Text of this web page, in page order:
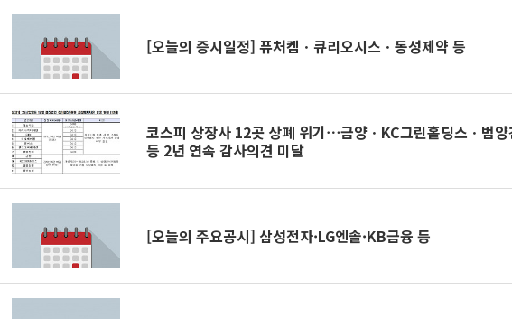
[오늘의 증시일정] 퓨처켐ㆍ큐리오시스ㆍ동성제약 등
코스피 상장사 12곳 상폐 위기⋯금양ㆍKC그린홀딩스ㆍ범
등 2년 연속 감사의견 미달
[오늘의 주요공시] 삼성전자·LG엔솔·KB금융 등